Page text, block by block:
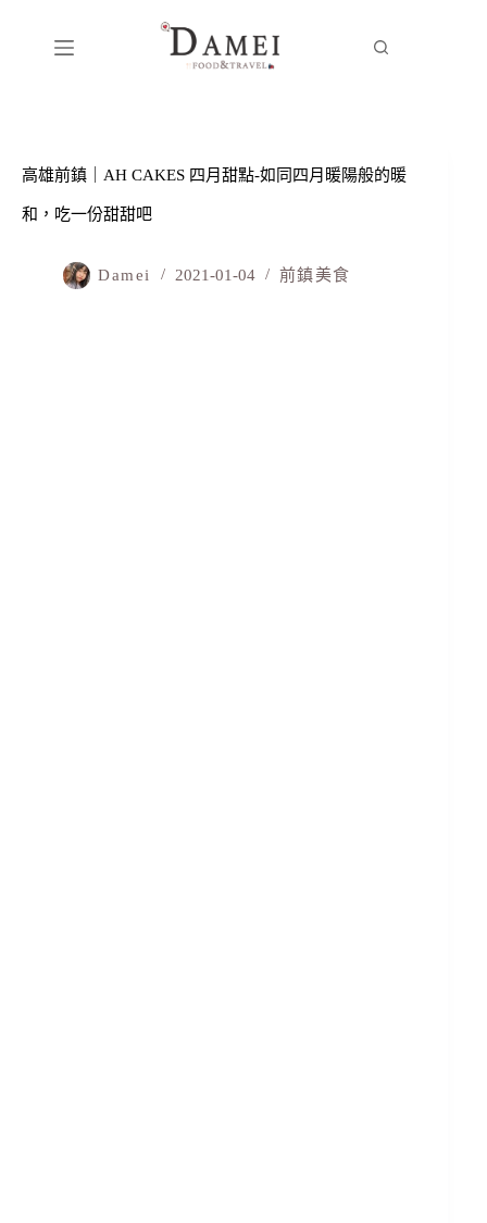
高雄前鎮｜AH CAKES 四月甜點-如同四月暖陽般的暖
和，吃一份甜甜吧
Damei 2021-01-04 前鎮美食